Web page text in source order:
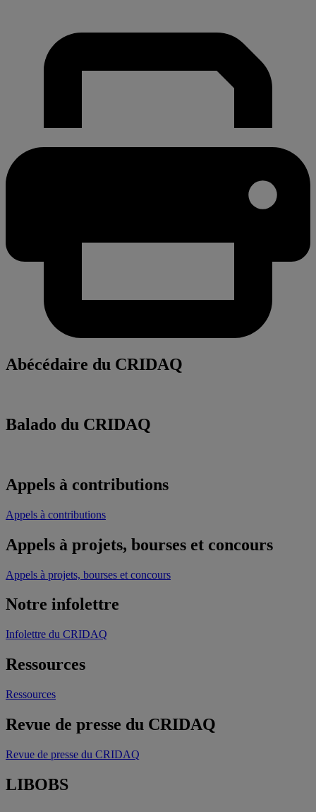
Abécédaire du CRIDAQ
Balado du CRIDAQ
Appels à contributions
Appels à contributions
Appels à projets, bourses et concours
Appels à projets, bourses et concours
Notre infolettre
Infolettre du CRIDAQ
Ressources
Ressources
Revue de presse du CRIDAQ
Revue de presse du CRIDAQ
LIBOBS